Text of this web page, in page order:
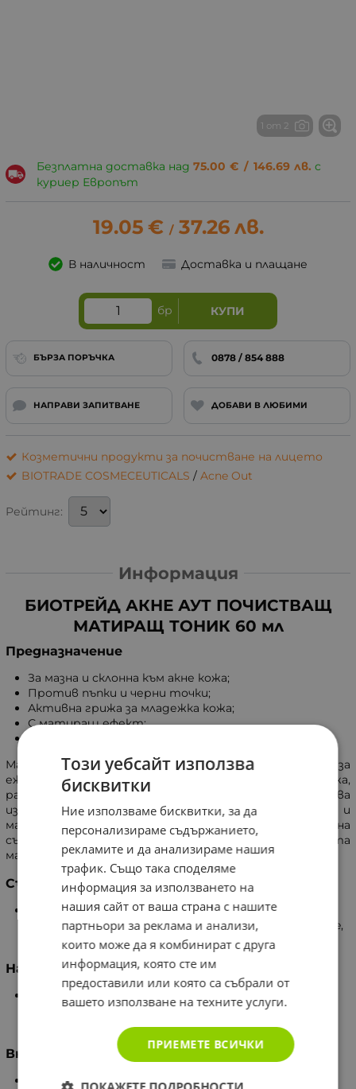
1 от 2
Безплатна доставка над 75.00 € / 146.69 лв. с
куриер Европът
19.05 € / 37.26 лв.
В наличност Доставка и плащане
бр КУПИ
БЪРЗА ПОРЪЧКА 0878 / 854 888
НАПРАВИ ЗАПИТВАНЕ ДОБАВИ В ЛЮБИМИ
Козметични продукти за почистване на лицето
BIOTRADE COSMECEUTICALS / Acne Out
Рейтинг:
Информация
БИОТРЕЙД АКНЕ АУТ ПОЧИСТВАЩ
МАТИРАЩ ТОНИК 60 мл
Предназначение
За мазна и склонна към акне кожа;
Против пъпки и черни точки;
Активна грижа за младежка кожа;
С матиращ ефект;
Матиращият тоник Акне аут е предназначен за
ежедневна употреба при мазна, склонна към акне кожа,
разширени пори и черни точки. Той премахва
излишното омазняване, стяга порите в дълбочина и
матира кожата. Тоникът съдържа антибактериална
съставка, която ефективно регулира повишената
мастна секреция.
Състав
Aqua, Alcohol, Rosa Damascena Flower Water,
Niacinamide, Glycerin, Tetrasodium EDTA, Methenamine,
Parfum, Limonene, Citronellol, Geraniol.
Начин на употреба
Обтривайте кожата на лицето с обилно напоен
памучен тампон един до два пъти дневно. След
употреба измийте ръцете с вода.
Внимание
Да се избягва контакт с очите!
Този уебсайт използва
бисквитки
Ние използваме бисквитки, за да
персонализираме съдържанието,
рекламите и да анализираме нашия
трафик. Също така споделяме
информация за използването на
нашия сайт от ваша страна с нашите
партньори за реклама и анализи,
които може да я комбинират с друга
информация, която сте им
предоставили или която са събрали от
вашето използване на техните услуги.
ПРИЕМЕТЕ ВСИЧКИ